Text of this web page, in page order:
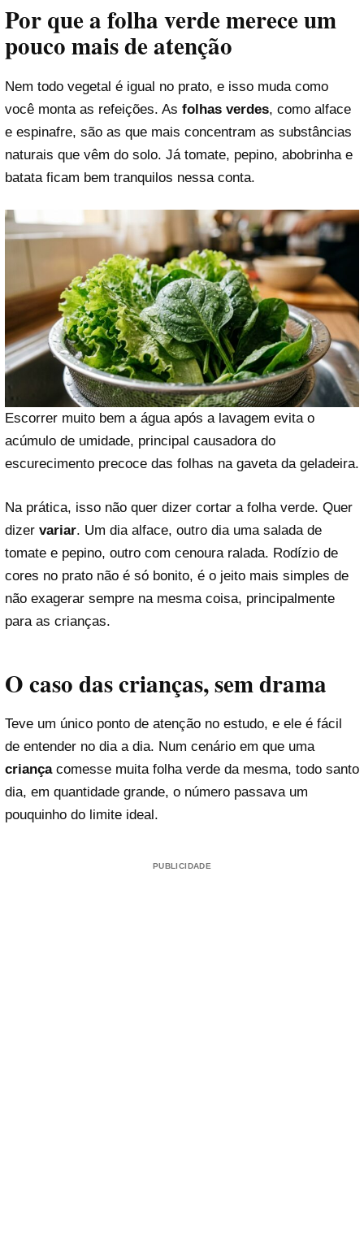
Por que a folha verde merece um
pouco mais de atenção
Nem todo vegetal é igual no prato, e isso muda como
você monta as refeições. As folhas verdes, como alface
e espinafre, são as que mais concentram as substâncias
naturais que vêm do solo. Já tomate, pepino, abobrinha e
batata ficam bem tranquilos nessa conta.
Escorrer muito bem a água após a lavagem evita o
acúmulo de umidade, principal causadora do
escurecimento precoce das folhas na gaveta da geladeira.
Na prática, isso não quer dizer cortar a folha verde. Quer
dizer variar. Um dia alface, outro dia uma salada de
tomate e pepino, outro com cenoura ralada. Rodízio de
cores no prato não é só bonito, é o jeito mais simples de
não exagerar sempre na mesma coisa, principalmente
para as crianças.
O caso das crianças, sem drama
Teve um único ponto de atenção no estudo, e ele é fácil
de entender no dia a dia. Num cenário em que uma
criançacomesse muita folha verde da mesma, todo santo
dia, em quantidade grande, o número passava um
pouquinho do limite ideal.
PUBLICIDADE